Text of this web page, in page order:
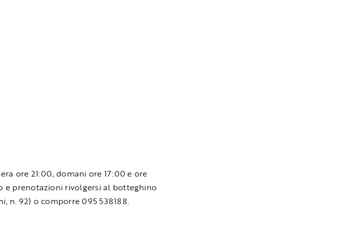
ore 21:00, domani ore 17:00 e ore
e prenotazioni rivolgersi al botteghino
n. 92) o comporre 095 538188.